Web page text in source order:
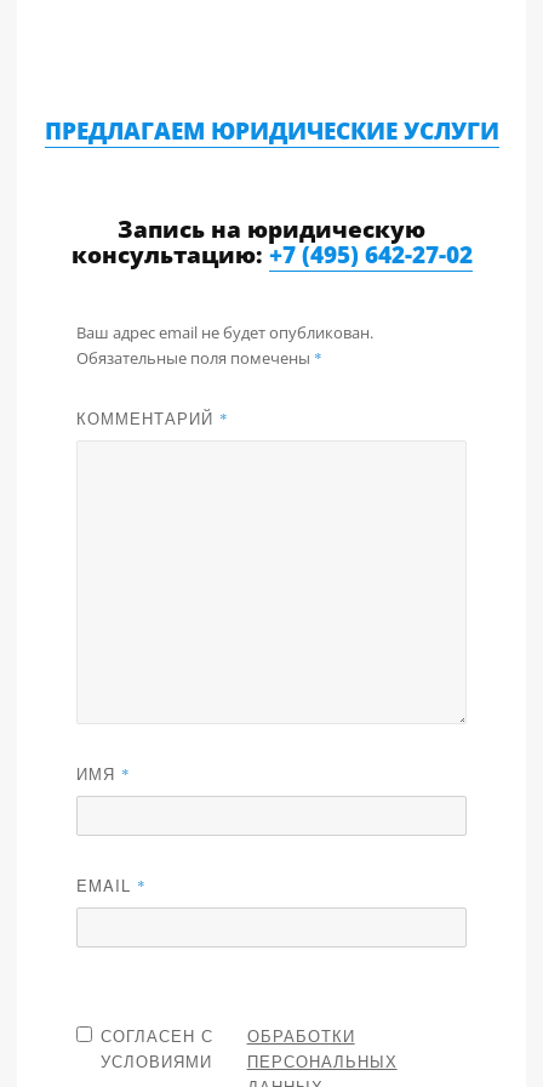
ПРЕДЛАГАЕМ ЮРИДИЧЕСКИЕ УСЛУГИ
Запись на юридическую
консультацию: +7 (495) 642-27-02
Ваш адрес email не будет опубликован.
Обязательные поля помечены *
КОММЕНТАРИЙ *
ИМЯ *
EMAIL *
СОГЛАСЕН С
УСЛОВИЯМИ
ОБРАБОТКИ
ПЕРСОНАЛЬНЫХ